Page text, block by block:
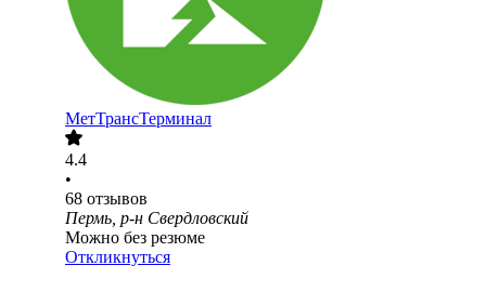
МетТрансТерминал
4.4
•
68 отзывов
Пермь, р-н Свердловский
Можно без резюме
Откликнуться